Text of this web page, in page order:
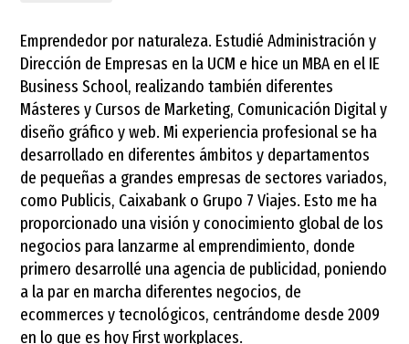
Emprendedor por naturaleza. Estudié Administración y
Dirección de Empresas en la UCM e hice un MBA en el IE
Business School, realizando también diferentes
Másteres y Cursos de Marketing, Comunicación Digital y
diseño gráfico y web. Mi experiencia profesional se ha
desarrollado en diferentes ámbitos y departamentos
de pequeñas a grandes empresas de sectores variados,
como Publicis, Caixabank o Grupo 7 Viajes. Esto me ha
proporcionado una visión y conocimiento global de los
negocios para lanzarme al emprendimiento, donde
primero desarrollé una agencia de publicidad, poniendo
a la par en marcha diferentes negocios, de
ecommerces y tecnológicos, centrándome desde 2009
en lo que es hoy First workplaces.